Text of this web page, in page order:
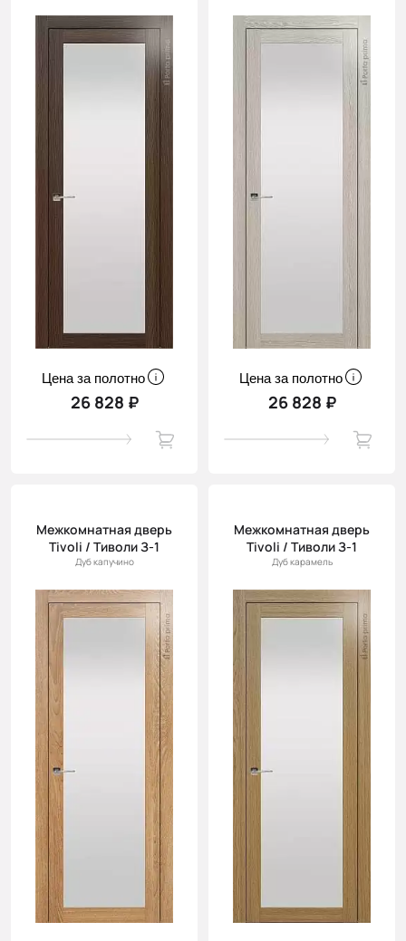
Цена за полотно
26 828 ₽
Цена за полотно
26 828 ₽
Межкомнатная дверь
Tivoli / Тиволи З-1
Дуб капучино
Межкомнатная дверь
Tivoli / Тиволи З-1
Дуб карамель